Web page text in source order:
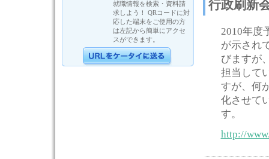
就職情報を検索・資料請
求しよう！ QRコードに対
応した端末をご使用の方
は左記から簡単にアクセ
スができます。
行政刷新
2010年度
が示され
びますが
担当して
すが、何
化させて
す。
http://